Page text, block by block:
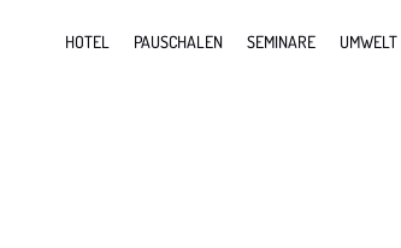
HOTEL PAUSCHALEN SEMINARE UMWELT